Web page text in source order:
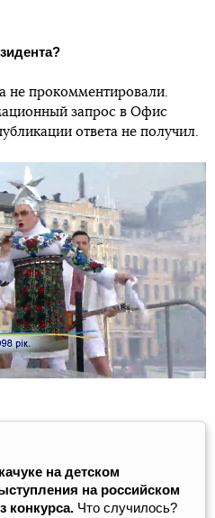
не прокомментировали.
запрос в Офис
ответа не получил.
на детском
на российском
конкурса. Что случилось?